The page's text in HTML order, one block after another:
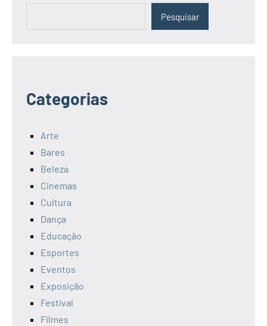
Pesquisar
Categorias
Arte
Bares
Beleza
Cinemas
Cultura
Dança
Educação
Esportes
Eventos
Exposição
Festival
Filmes